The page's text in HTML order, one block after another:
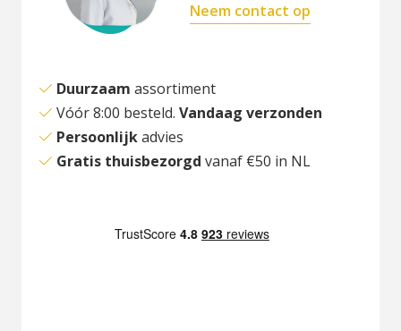
Neem contact op
Duurzaam assortiment
Vóór 8:00 besteld. Vandaag verzonden
Persoonlijkadvies
Gratis thuisbezorgd vanaf €50 in NL